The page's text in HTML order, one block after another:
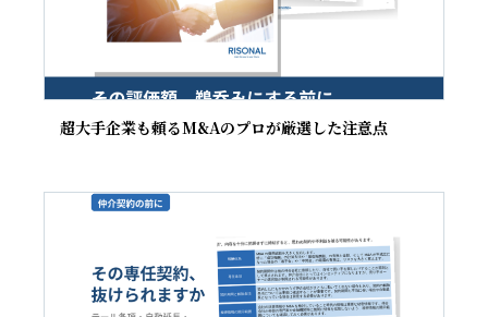
超大手企業も頼るM&Aのプロが厳選した注意点